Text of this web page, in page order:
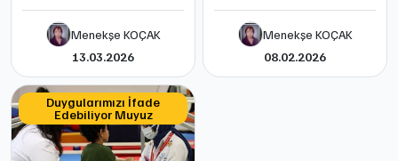
Menekşe KOÇAK
13.03.2026
Menekşe KOÇAK
08.02.2026
Duygularımızı İfade
Edebiliyor Muyuz